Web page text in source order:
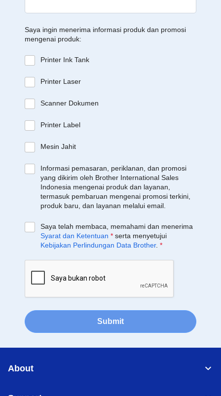
Saya ingin menerima informasi produk dan promosi
mengenai produk:
Printer Ink Tank
Printer Laser
Scanner Dokumen
Printer Label
Mesin Jahit
Informasi pemasaran, periklanan, dan promosi
yang dikirim oleh Brother International Sales
Indonesia mengenai produk dan layanan,
termasuk pembaruan mengenai promosi terkini,
produk baru, dan layanan melalui email.
Saya telah membaca, memahami dan menerima
Syarat dan Ketentuan * serta menyetujui
Kebijakan Perlindungan Data Brother. *
Submit
About